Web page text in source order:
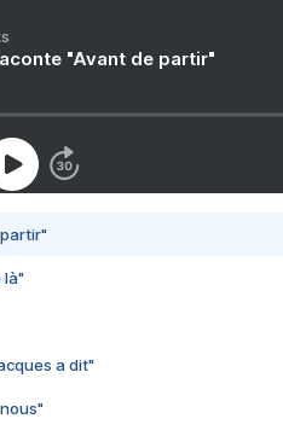
"Avant de partir"
là"
a dit"